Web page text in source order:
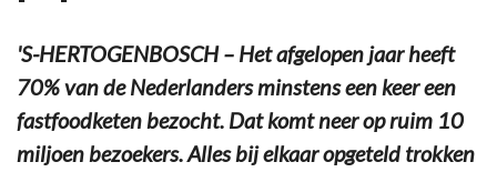
'S-HERTOGENBOSCH – Het afgelopen jaar heeft
70% van de Nederlanders minstens een keer een
fastfoodketen bezocht. Dat komt neer op ruim 10
miljoen bezoekers. Alles bij elkaar opgeteld trokken